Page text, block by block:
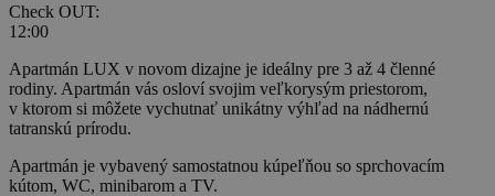
Check OUT:
12:00
Apartmán LUX v novom dizajne je ideálny pre 3 až 4 členné
rodiny. Apartmán vás osloví svojim veľkorysým priestorom,
v ktorom si môžete vychutnať unikátny výhľad na nádhernú
tatranskú prírodu.
Apartmán je vybavený samostatnou kúpeľňou so sprchovacím
kútom, WC, minibarom a TV.